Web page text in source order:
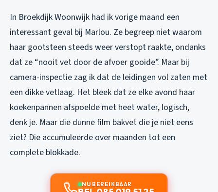
In Broekdijk Woonwijk had ik vorige maand een
interessant geval bij Marlou. Ze begreep niet waarom
haar gootsteen steeds weer verstopt raakte, ondanks
dat ze “nooit vet door de afvoer gooide”. Maar bij
camera-inspectie zag ik dat de leidingen vol zaten met
een dikke vetlaag. Het bleek dat ze elke avond haar
koekenpannen afspoelde met heet water, logisch,
denk je. Maar die dunne film bakvet die je niet eens
ziet? Die accumuleerde over maanden tot een
complete blokkade.
NU BEREIKBAAR